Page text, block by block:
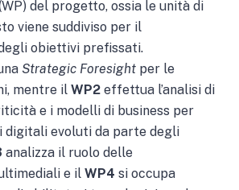
del progetto, ossia le unità di
viene suddiviso per il
obiettivi prefissati.
Strategic Foresight per le
mentre il WP2 effettua l’analisi di
e i modelli di business per
digitali evoluti da parte degli
analizza il ruolo delle
e il WP4 si occupa